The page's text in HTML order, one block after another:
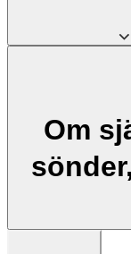
Om